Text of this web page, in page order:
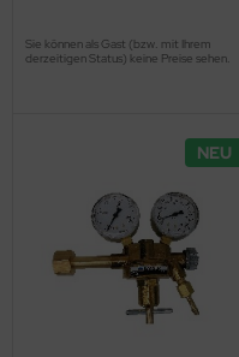
Sie können als Gast (bzw. mit Ihrem
derzeitigen Status) keine Preise sehen.
NEU